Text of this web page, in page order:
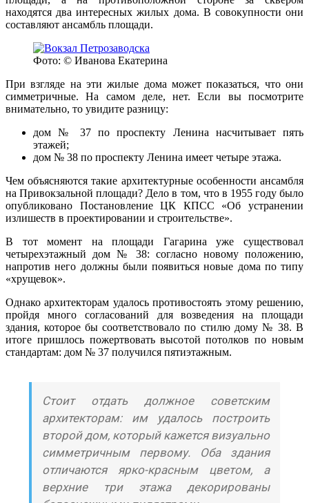
находятся два интересных жилых дома. В совокупности они
составляют ансамбль площади.
Фото: © Иванова Екатерина
При взгляде на эти жилые дома может показаться, что они
симметричные. На самом деле, нет. Если вы посмотрите
внимательно, то увидите разницу:
дом № 37 по проспекту Ленина насчитывает пять
этажей;
дом № 38 по проспекту Ленина имеет четыре этажа.
Чем объясняются такие архитектурные особенности ансамбля
на Привокзальной площади? Дело в том, что в 1955 году было
опубликовано Постановление ЦК КПСС «Об устранении
излишеств в проектировании и строительстве».
В тот момент на площади Гагарина уже существовал
четырехэтажный дом № 38: согласно новому положению,
напротив него должны были появиться новые дома по типу
«хрущевок».
Однако архитекторам удалось противостоять этому решению,
пройдя много согласований для возведения на площади
здания, которое бы соответствовало по стилю дому № 38. В
итоге пришлось пожертвовать высотой потолков по новым
стандартам: дом № 37 получился пятиэтажным.
Стоит отдать должное советским
архитекторам: им удалось построить
второй дом, который кажется визуально
симметричным первому. Оба здания
отличаются ярко-красным цветом, а
верхние три этажа декорированы